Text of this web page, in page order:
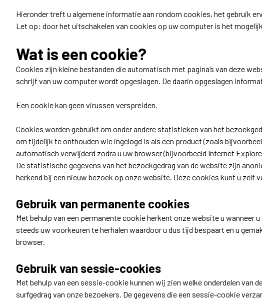
Hieronder treft u algemene informatie aan rondom cookies, het gebruik
Let op: door het uitschakelen van cookies op uw computer is het
Wat is een cookie?
Cookies zijn kleine bestanden die automatisch met pagina’s van deze
schrijf van uw computer wordt opgeslagen. De daarin opgeslagen
Een cookie kan geen virussen verspreiden.
Cookies worden gebruikt om onder andere statistieken van het
om tijdelijk te onthouden wie ingelogd is als een product (zoals
automatisch verwijderd zodra u uw browser (bijvoorbeeld Internet
De statistische gegevens van het bezoekgedrag van de website zijn
herkend bij een nieuw bezoek op onze website. Deze cookies kunt u zelf
Gebruik van permanente cookies
Met behulp van een permanente cookie herkent onze website u
steeds uw voorkeuren te herhalen waardoor u dus tijd bespaart en u
browser.
Gebruik van sessie-cookies
Met behulp van een sessie-cookie kunnen wij zien welke onderdelen
surfgedrag van onze bezoekers. De gegevens die een sessie-cookie